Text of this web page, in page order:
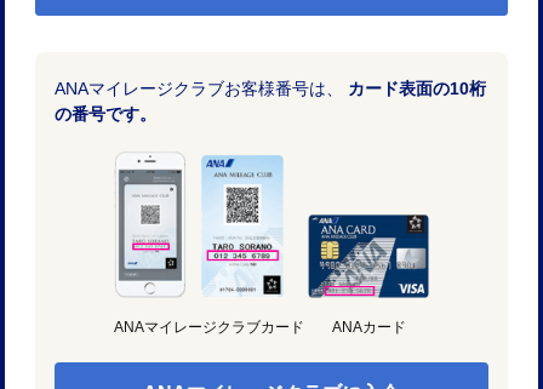
ANAマイレージクラブお客様番号は、 カード表面の10桁
の番号です。
ANAマイレージクラブカード ANAカード